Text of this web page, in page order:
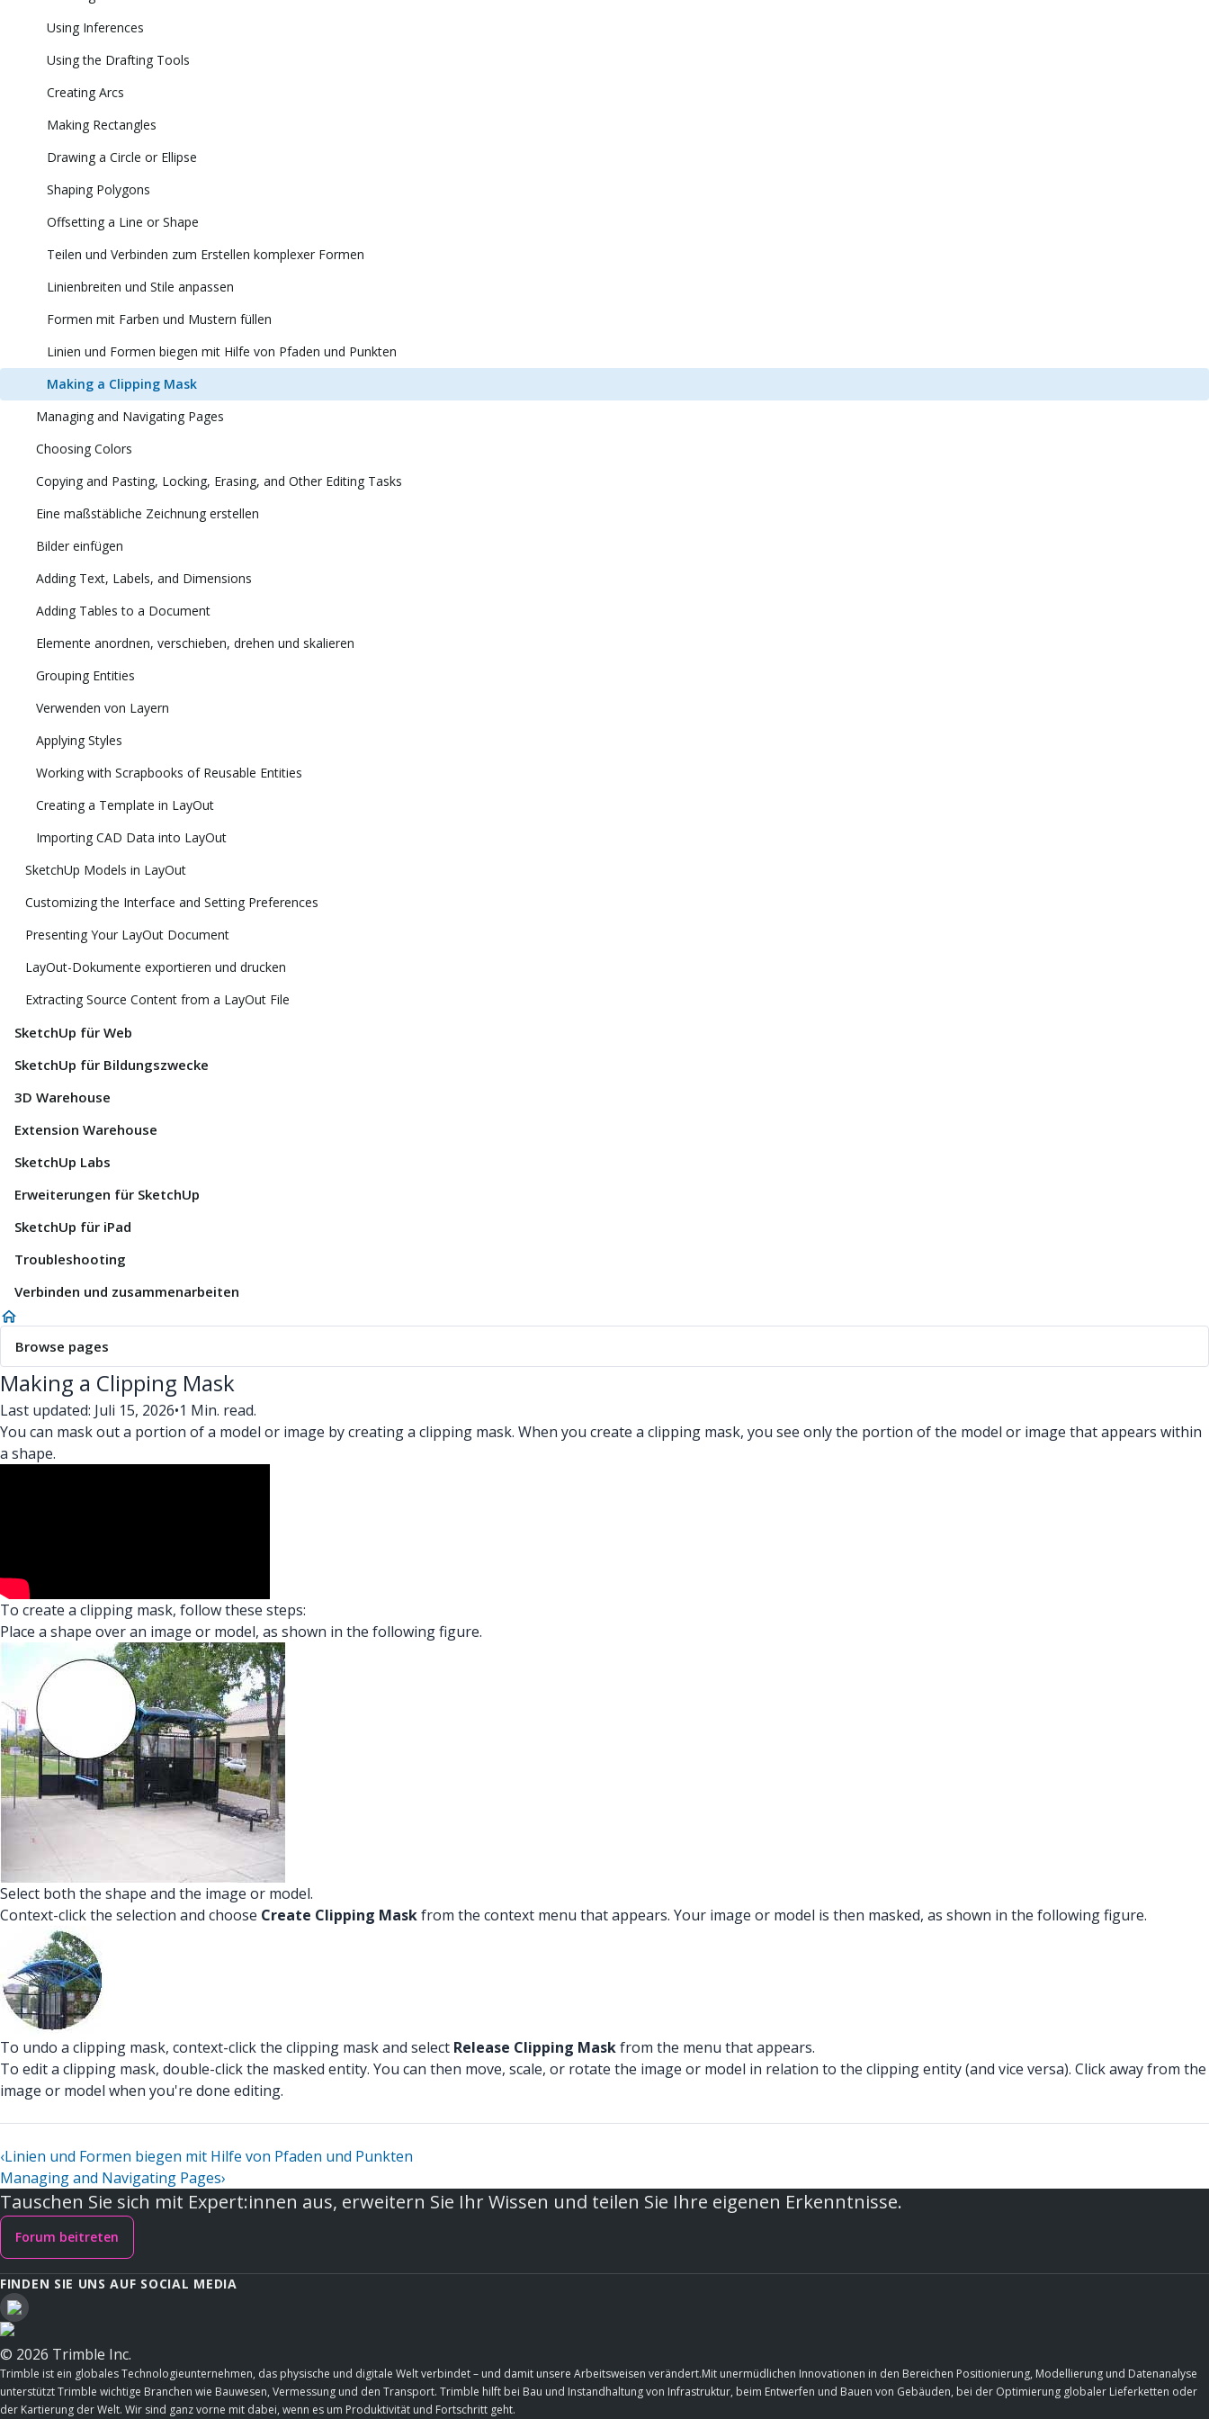
Using Inferences
Using the Drafting Tools
Creating Arcs
Making Rectangles
Drawing a Circle or Ellipse
Shaping Polygons
Offsetting a Line or Shape
Teilen und Verbinden zum Erstellen komplexer Formen
Linienbreiten und Stile anpassen
Formen mit Farben und Mustern füllen
Linien und Formen biegen mit Hilfe von Pfaden und Punkten
Making a Clipping Mask
Managing and Navigating Pages
Choosing Colors
Copying and Pasting, Locking, Erasing, and Other Editing Tasks
Eine maßstäbliche Zeichnung erstellen
Bilder einfügen
Adding Text, Labels, and Dimensions
Adding Tables to a Document
Elemente anordnen, verschieben, drehen und skalieren
Grouping Entities
Verwenden von Layern
Applying Styles
Working with Scrapbooks of Reusable Entities
Creating a Template in LayOut
Importing CAD Data into LayOut
SketchUp Models in LayOut
Customizing the Interface and Setting Preferences
Presenting Your LayOut Document
LayOut-Dokumente exportieren und drucken
Extracting Source Content from a LayOut File
SketchUp für Web
SketchUp für Bildungszwecke
3D Warehouse
Extension Warehouse
SketchUp Labs
Erweiterungen für SketchUp
SketchUp für iPad
Troubleshooting
Verbinden und zusammenarbeiten
Browse pages
Making a Clipping Mask
Last updated: Juli 15, 2026•1 Min. read.
You can mask out a portion of a model or image by creating a clipping mask. When you create a clipping mask, you see only the portion of the model or image that appears within
a shape.
To create a clipping mask, follow these steps:
Place a shape over an image or model, as shown in the following figure.
Select both the shape and the image or model.
Context-click the selection and choose Create Clipping Maskfrom the context menu that appears. Your image or model is then masked, as shown in the following figure.
To undo a clipping mask, context-click the clipping mask and select Release Clipping Maskfrom the menu that appears.
To edit a clipping mask, double-click the masked entity. You can then move, scale, or rotate the image or model in relation to the clipping entity (and vice versa). Click away from the
image or model when you're done editing.
‹Linien und Formen biegen mit Hilfe von Pfaden und Punkten
Managing and Navigating Pages›
Tauschen Sie sich mit Expert:innen aus, erweitern Sie Ihr Wissen und teilen Sie Ihre eigenen Erkenntnisse.
Forum beitreten
FINDEN SIE UNS AUF SOCIAL MEDIA
© 2026 Trimble Inc.
Trimble ist ein globales Technologieunternehmen, das physische und digitale Welt verbindet – und damit unsere Arbeitsweisen verändert.Mit unermüdlichen Innovationen in den Bereichen Positionierung, Modellierung und Datenanalyse
unterstützt Trimble wichtige Branchen wie Bauwesen, Vermessung und den Transport. Trimble hilft bei Bau und Instandhaltung von Infrastruktur, beim Entwerfen und Bauen von Gebäuden, bei der Optimierung globaler Lieferketten oder
der Kartierung der Welt. Wir sind ganz vorne mit dabei, wenn es um Produktivität und Fortschritt geht.